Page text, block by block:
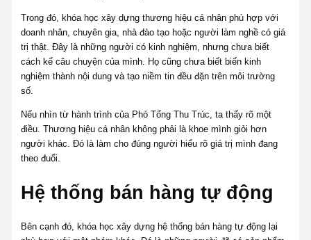
Trong đó, khóa học xây dựng thương hiệu cá nhân phù hợp với
doanh nhân, chuyên gia, nhà đào tạo hoặc người làm nghề có giá
trị thật. Đây là những người có kinh nghiệm, nhưng chưa biết
cách kể câu chuyện của mình. Họ cũng chưa biết biến kinh
nghiệm thành nội dung và tạo niềm tin đều đặn trên môi trường
số.
Nếu nhìn từ hành trình của Phó Tổng Thu Trúc, ta thấy rõ một
điều. Thương hiệu cá nhân không phải là khoe mình giỏi hơn
người khác. Đó là làm cho đúng người hiểu rõ giá trị mình đang
theo đuổi.
Hệ thống bán hàng tự động
Bên cạnh đó, khóa học xây dựng hệ thống bán hàng tự động lại